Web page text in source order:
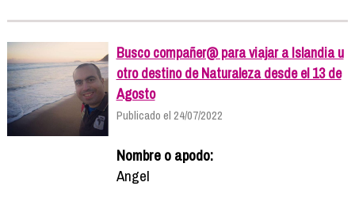
Busco compañer@ para viajar a Islandia u
otro destino de Naturaleza desde el 13 de
Agosto
Publicado el 24/07/2022
Nombre o apodo:
Angel